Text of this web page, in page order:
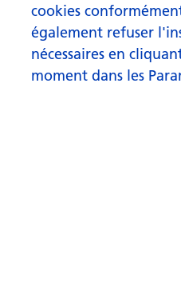
cookies
également refuser
nécessaires en
moment dans les